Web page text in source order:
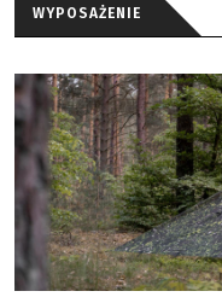
WYPOSAŻENIE